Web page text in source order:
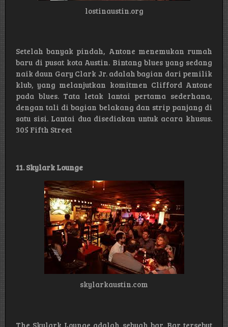
lostinaustin.org
Setelah banyak pindah, Antone menemukan rumah
baru di pusat kota Austin. Bintang blues yang sedang
naik daun Gary Clark Jr. adalah bagian dari pemilik
klub, yang melanjutkan komitmen Clifford Antone
pada blues. Tata letak lantai pertama sederhana,
dengan tali di bagian belakang dan strip panjang di
satu sisi. Lantai dua disediakan untuk acara khusus.
305 Fifth Street
11. Skylark Lounge
skylarkaustin.com
The Skylark Lounge adalah sebuah bar. Bar tersebut